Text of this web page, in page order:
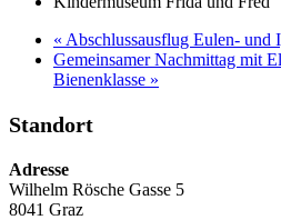
« Abschlussausflug Eulen- und
Gemeinsamer Nachmittag mit
Bienenklasse »
Standort
Adresse
Wilhelm Rösche Gasse 5
8041 Graz